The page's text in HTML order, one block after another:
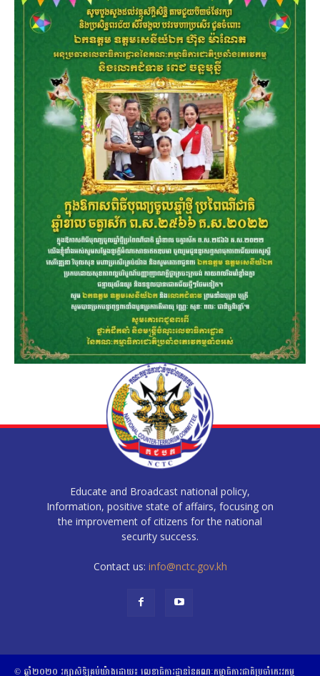
Educate and Broadcast national policy,
Information, positive state of affairs, focusing on
the improvement of citizens for the national
security success.
Contact us: info@nctc.gov.kh
© ឆ្នាំ២០២០​ ​រក្សាសិទ្ធិ​គ្រប់យ៉ាង​ដោយ​៖​ ​លេខាធិការដ្ឋាននៃគណៈកម្មាធិការជាតិប្រចាំភេរវកម្ម